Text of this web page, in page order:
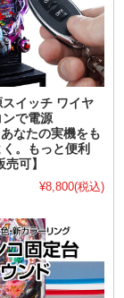
イッチ ワイヤ
ンで電源
なたの実機をも
。もっと便利
可】
¥8,800(税込)